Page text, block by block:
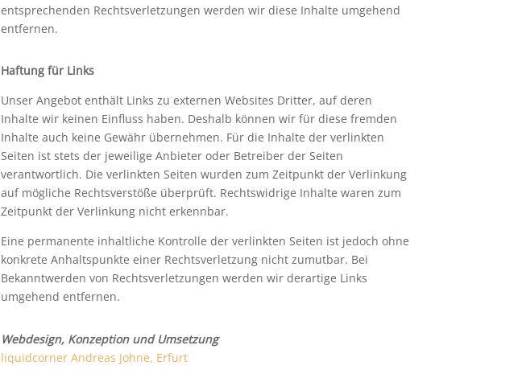
entsprechenden Rechtsverletzungen werden wir diese Inhalte umgehend
entfernen.
Haftung für Links
Unser Angebot enthält Links zu externen Websites Dritter, auf deren
Inhalte wir keinen Einfluss haben. Deshalb können wir für diese fremden
Inhalte auch keine Gewähr übernehmen. Für die Inhalte der verlinkten
Seiten ist stets der jeweilige Anbieter oder Betreiber der Seiten
verantwortlich. Die verlinkten Seiten wurden zum Zeitpunkt der Verlinkung
auf mögliche Rechtsverstöße überprüft. Rechtswidrige Inhalte waren zum
Zeitpunkt der Verlinkung nicht erkennbar.
Eine permanente inhaltliche Kontrolle der verlinkten Seiten ist jedoch ohne
konkrete Anhaltspunkte einer Rechtsverletzung nicht zumutbar. Bei
Bekanntwerden von Rechtsverletzungen werden wir derartige Links
umgehend entfernen.
Webdesign, Konzeption und Umsetzung
liquidcorner Andreas Johne, Erfurt